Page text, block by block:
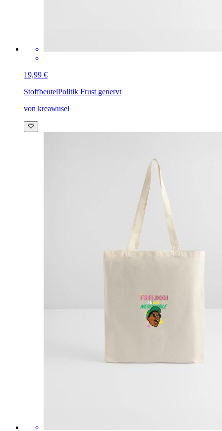
19,99 €
StoffbeutelPolitik Frust genervt
von kreawusel